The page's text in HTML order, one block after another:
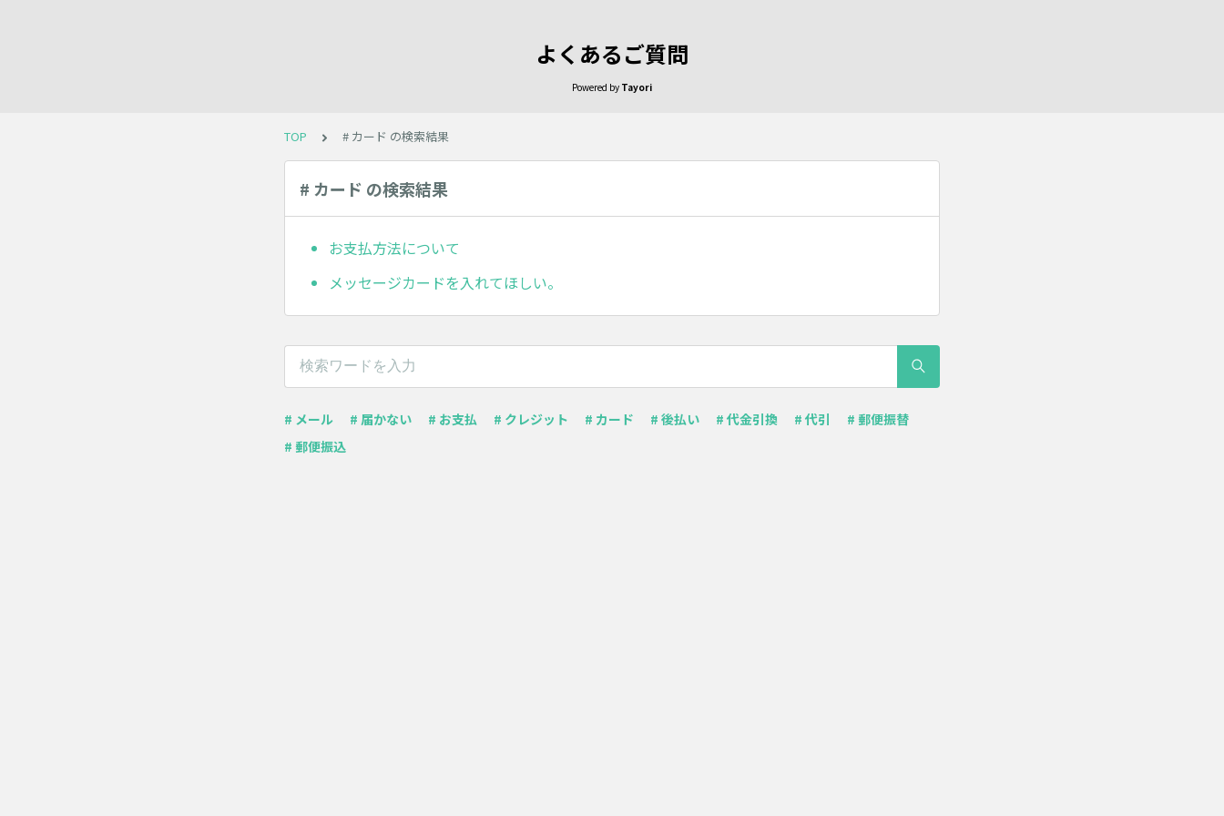
よくあるご質問
Powered by Tayori
TOP # カード の検索結果
# カード の検索結果
お支払方法について
メッセージカードを入れてほしい。
# メール # 届かない # お支払 # クレジット # カード # 後払い # 代金引換 # 代引
# 郵便振替
# 郵便振込